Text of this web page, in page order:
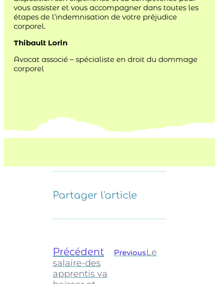
vous assister et vous accompagner dans toutes les
étapes de l’indemnisation de votre préjudice
corporel.
Thibault Lorin
Avocat associé – spécialiste en droit du dommage
corporel
Partager l'article
Précédent PreviousLe
salaire-des
apprentis va